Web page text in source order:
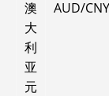
澳
大
利
亚
元
AUD/CNY